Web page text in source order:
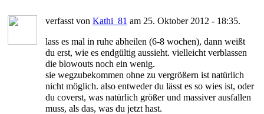
verfasst von Kathi_81 am 25. Oktober 2012 - 18:35.
lass es mal in ruhe abheilen (6-8 wochen), dann weißt
du erst, wie es endgültig aussieht. vielleicht verblassen
die blowouts noch ein wenig.
sie wegzubekommen ohne zu vergrößern ist natürlich
nicht möglich. also entweder du lässt es so wies ist, oder
du coverst, was natürlich größer und massiver ausfallen
muss, als das, was du jetzt hast.